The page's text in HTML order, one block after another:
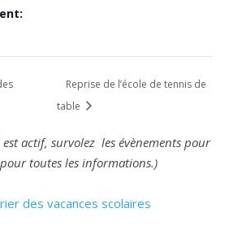
Reprise de l’école de tennis de
table
est actif, survolez les évènements pour
toutes les informations.)
des vacances scolaires